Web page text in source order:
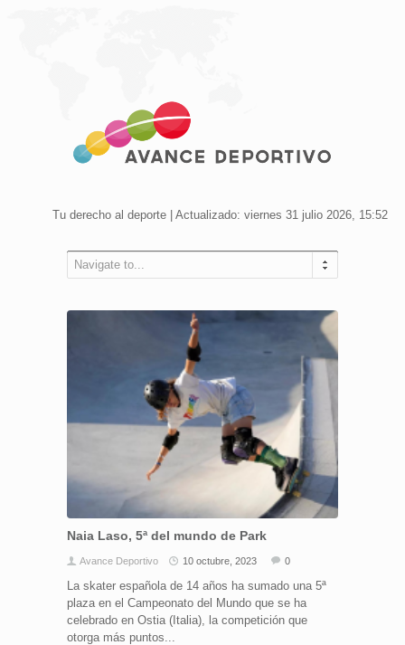
Tu derecho al deporte | Actualizado: viernes 31 julio 2026, 15:52
Navigate to...
Naia Laso, 5ª del mundo de Park
Avance Deportivo 10 octubre, 2023 0
La skater española de 14 años ha sumado una 5ª
plaza en el Campeonato del Mundo que se ha
celebrado en Ostia (Italia), la competición que
otorga más puntos...